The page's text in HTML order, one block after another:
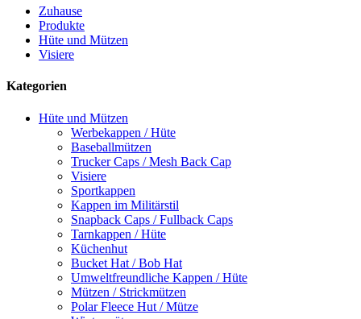
Zuhause
Produkte
Hüte und Mützen
Visiere
Kategorien
Hüte und Mützen
Werbekappen / Hüte
Baseballmützen
Trucker Caps / Mesh Back Cap
Visiere
Sportkappen
Kappen im Militärstil
Snapback Caps / Fullback Caps
Tarnkappen / Hüte
Küchenhut
Bucket Hat / Bob Hat
Umweltfreundliche Kappen / Hüte
Mützen / Strickmützen
Polar Fleece Hut / Mütze